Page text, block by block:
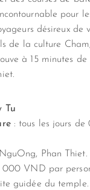
pour
désireux de
de la culture
à 15 minutes
Tu
: tous les jours de
Phan Thiet.
000 VND par
guidée du temple.